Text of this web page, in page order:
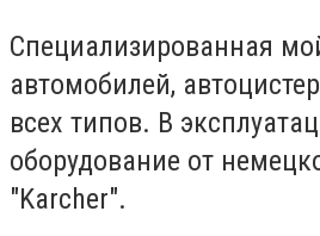
Специализированная
автомобилей,
всех типов. В
оборудование от
"Karcher".